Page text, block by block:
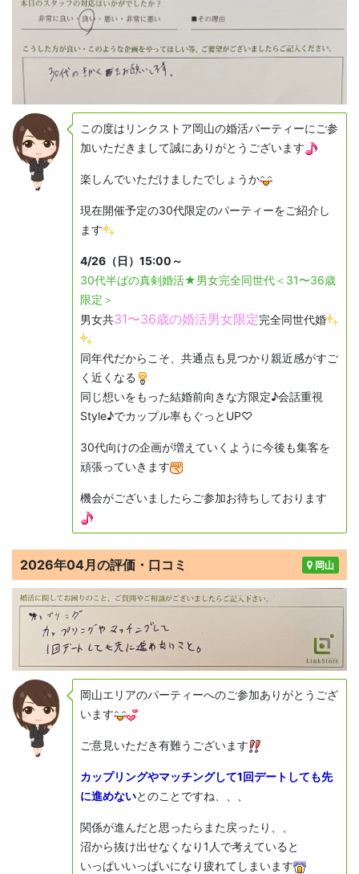
この度はリンクストア岡山の婚活パーティーにご参
加いただきまして誠にありがとうございます
楽しんでいただけましたでしょうか
現在開催予定の30代限定のパーティーをご紹介し
ます
4/26（日）15:00～
30代半ばの真剣婚活★男女完全同世代＜31〜36歳
限定＞
男女共31〜36歳の婚活男女限定完全同世代婚
同年代だからこそ、共通点も見つかり親近感がすご
く近くなる
同じ想いをもった結婚前向きな方限定♪会話重視
Style♪でカップル率もぐっとUP♡
30代向けの企画が増えていくように今後も集客を
頑張っていきます
機会がございましたらご参加お待ちしております
岡山
2026年04月の評価・口コミ
岡山エリアのパーティーへのご参加ありがとうござ
います
ご意見いただき有難うございます
カップリングやマッチングして1回デートしても先
に進めないとのことですね、、、
関係が進んだと思ったらまた戻ったり、、
沼から抜け出せなくなり1人で考えていると
いっぱいいっぱいになり疲れてしまいます